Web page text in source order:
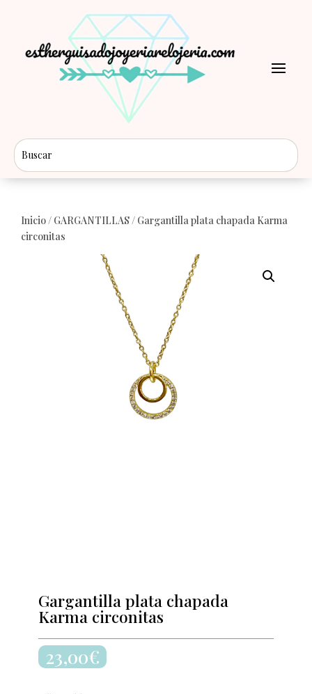
Inicio / GARGANTILLAS / Gargantilla plata chapada Karma
circonitas
Gargantilla plata chapada
Karma circonitas
23,00€